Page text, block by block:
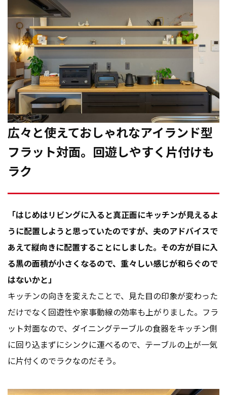
広々と使えておしゃれなアイランド型
フラット対面。回遊しやすく片付けも
ラク
「はじめはリビングに入ると真正面にキッチンが見えるよ
うに配置しようと思っていたのですが、夫のアドバイスで
あえて縦向きに配置することにしました。その方が目に入
る黒の面積が小さくなるので、重々しい感じが和らぐので
はないかと」
キッチンの向きを変えたことで、見た目の印象が変わった
だけでなく回遊性や家事動線の効率も上がりました。フラ
ット対面なので、ダイニングテーブルの食器をキッチン側
に回り込まずにシンクに運べるので、テーブルの上が一気
に片付くのでラクなのだそう。